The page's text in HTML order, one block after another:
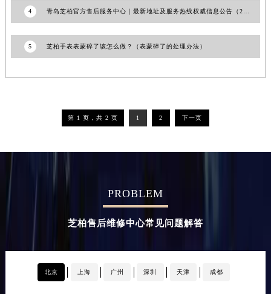
4
5 芝柏手表表蒙碎了该怎么做？（表蒙碎了的处理办法）
第 1 页，共 2 页 1 2 下一页
PROBLEM
芝柏售后维修中心常见问题解答
北京 上海 广州 深圳 天津 成都